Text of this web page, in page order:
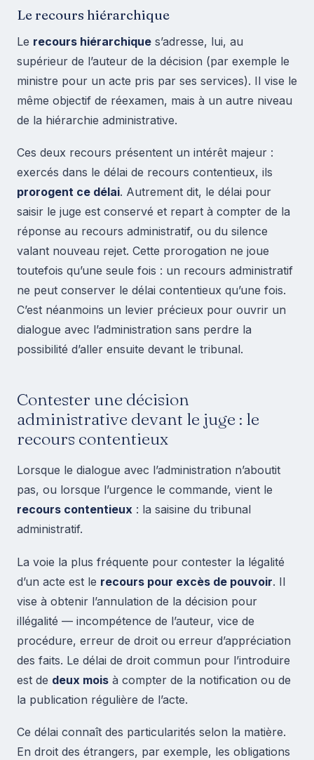
Le recours hiérarchique
Le recours hiérarchique s’adresse, lui, au
supérieur de l’auteur de la décision (par exemple le
ministre pour un acte pris par ses services). Il vise le
même objectif de réexamen, mais à un autre niveau
de la hiérarchie administrative.
Ces deux recours présentent un intérêt majeur :
exercés dans le délai de recours contentieux, ils
prorogent ce délai. Autrement dit, le délai pour
saisir le juge est conservé et repart à compter de la
réponse au recours administratif, ou du silence
valant nouveau rejet. Cette prorogation ne joue
toutefois qu’une seule fois : un recours administratif
ne peut conserver le délai contentieux qu’une fois.
C’est néanmoins un levier précieux pour ouvrir un
dialogue avec l’administration sans perdre la
possibilité d’aller ensuite devant le tribunal.
Contester une décision
administrative devant le juge : le
recours contentieux
Lorsque le dialogue avec l’administration n’aboutit
pas, ou lorsque l’urgence le commande, vient le
recours contentieux : la saisine du tribunal
administratif.
La voie la plus fréquente pour contester la légalité
d’un acte est le recours pour excès de pouvoir. Il
vise à obtenir l’annulation de la décision pour
illégalité — incompétence de l’auteur, vice de
procédure, erreur de droit ou erreur d’appréciation
des faits. Le délai de droit commun pour l’introduire
est de deux mois à compter de la notification ou de
la publication régulière de l’acte.
Ce délai connaît des particularités selon la matière.
En droit des étrangers, par exemple, les obligations